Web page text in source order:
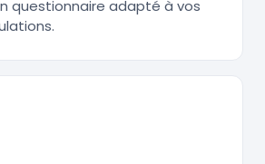
questionnaire adapté à vos